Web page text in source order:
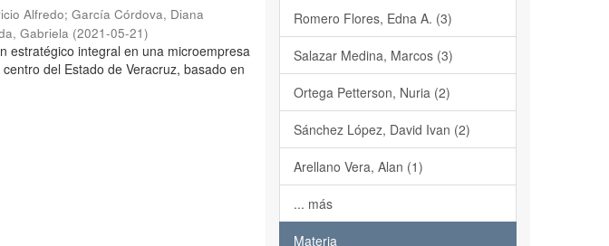
Alfredo;García Córdova, Diana
Gabriela (2021-05-21)
estratégico integral en una microempresa
del Estado de Veracruz, basado en
Romero Flores, Edna A. (3)
Salazar Medina, Marcos (3)
Ortega Petterson, Nuria (2)
Sánchez López, David Ivan (2)
Arellano Vera, Alan (1)
... más
Materia